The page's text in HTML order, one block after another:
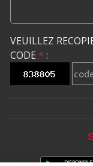
VEUILLEZ
CODE * :